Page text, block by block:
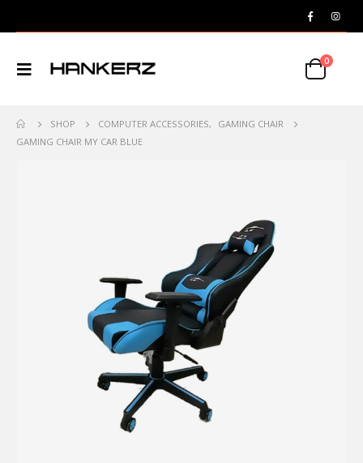
0
SHOP COMPUTER ACCESSORIES,
GAMING CHAIR
GAMING CHAIR MY CAR BLUE